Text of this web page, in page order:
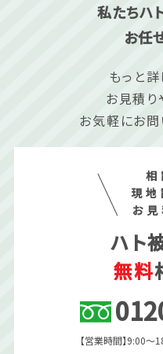
私たちハ
お任
もっと詳
お見積り
お気軽にお問
相
現地
お
ハト
無料
【営業時間】9:00〜